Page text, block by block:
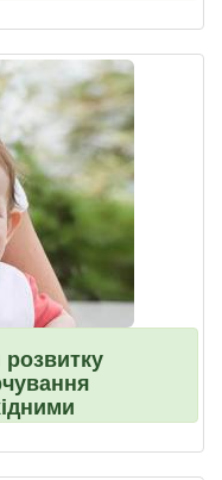
розвитку